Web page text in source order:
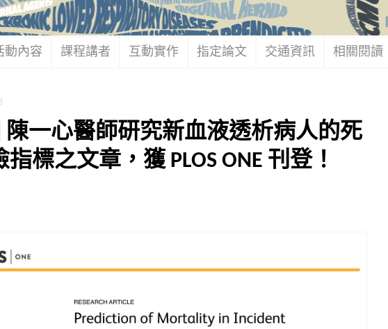
動內容 課程講者 互動實作 指定論文 交通資訊 相關閱讀
陳一心醫師研究新血液透析病人的死
標之文章，獲 PLOS ONE 刊登！